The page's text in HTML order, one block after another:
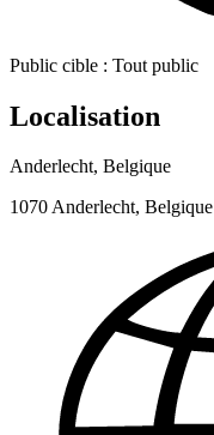
Public cible : Tout public
Localisation
Anderlecht, Belgique
1070 Anderlecht, Belgique